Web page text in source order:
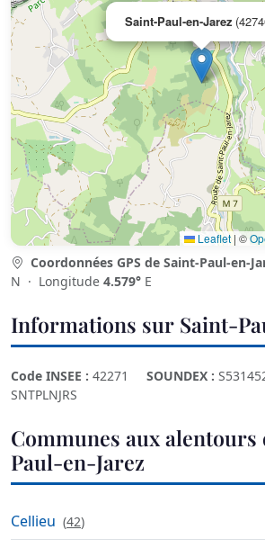
Saint-Paul-en-Jarez
Leaflet | ©
Coordonnées GPS de Saint-Paul-en-
N · Longitude 4.579° E
Informations sur Saint-
Code INSEE : 42271 SOUNDEX :
SNTPLNJRS
Communes aux alentours
Paul-en-Jarez
Cellieu (42)